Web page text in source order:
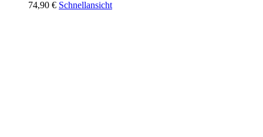
74,90 € Schnellansicht